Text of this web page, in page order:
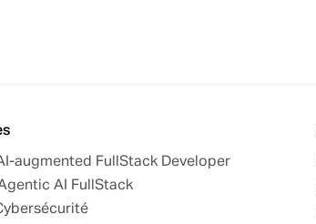
augmented FullStack Developer
AI FullStack